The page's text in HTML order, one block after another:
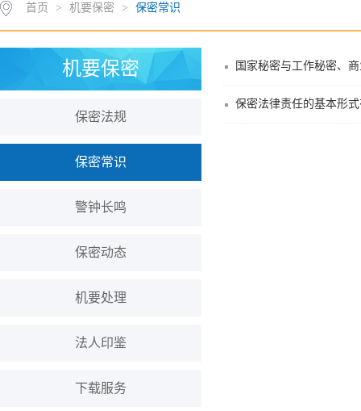
首页 > 机要保密 > 保密常识
机要保密
保密法规
保密常识
警钟长鸣
保密动态
机要处理
法人印鉴
下载服务
国家秘密与工作秘密、
保密法律责任的基本形